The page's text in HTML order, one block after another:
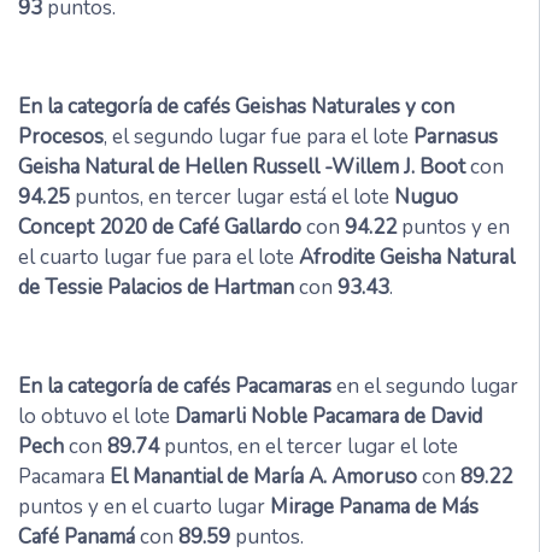
93 puntos.
En la categoría de cafés Geishas Naturales y con
Procesos, el segundo lugar fue para el lote Parnasus
Geisha Natural de Hellen Russell -Willem J. Bootcon
94.25 puntos, en tercer lugar está el lote Nuguo
Concept 2020 de Café Gallardocon 94.22puntos y en
el cuarto lugar fue para el lote Afrodite Geisha Natural
de Tessie Palacios de Hartmancon 93.43.
En la categoría de cafés Pacamarasen el segundo lugar
lo obtuvo el lote Damarli Noble Pacamara de David
Pechcon 89.74puntos, en el tercer lugar el lote
Pacamara El Manantial de María A. Amorusocon 89.22
puntos y en el cuarto lugar Mirage Panama de Más
Café Panamácon 89.59 puntos.